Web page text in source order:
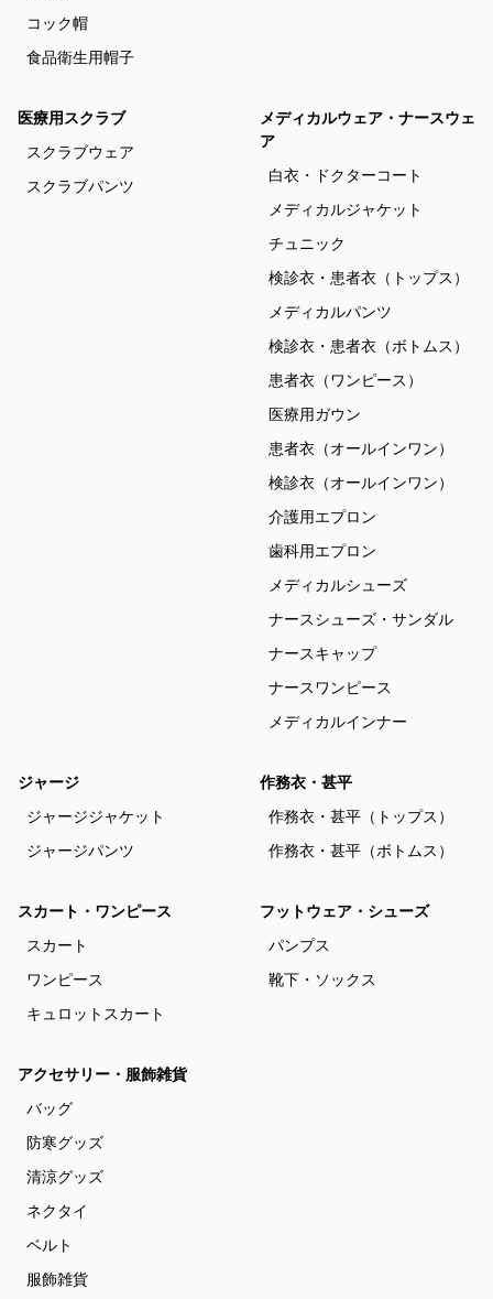
コック帽
食品衛生用帽子
医療用スクラブ
スクラブウェア
スクラブパンツ
メディカルウェア・ナースウェ
ア
白衣・ドクターコート
メディカルジャケット
チュニック
検診衣・患者衣（トップス）
メディカルパンツ
検診衣・患者衣（ボトムス）
患者衣（ワンピース）
医療用ガウン
患者衣（オールインワン）
検診衣（オールインワン）
介護用エプロン
歯科用エプロン
メディカルシューズ
ナースシューズ・サンダル
ナースキャップ
ナースワンピース
メディカルインナー
ジャージ
ジャージジャケット
ジャージパンツ
作務衣・甚平
作務衣・甚平（トップス）
作務衣・甚平（ボトムス）
スカート・ワンピース
スカート
ワンピース
キュロットスカート
フットウェア・シューズ
パンプス
靴下・ソックス
アクセサリー・服飾雑貨
バッグ
防寒グッズ
清涼グッズ
ネクタイ
ベルト
服飾雑貨